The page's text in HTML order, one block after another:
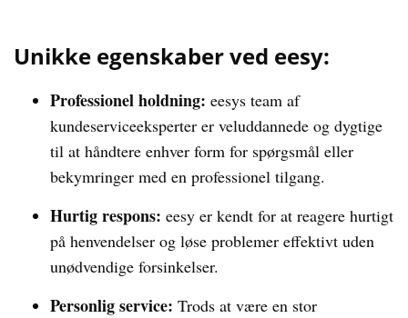
Unikke egenskaber ved eesy:
Professionel holdning: eesys team af
kundeserviceeksperter er veluddannede og dygtige
til at håndtere enhver form for spørgsmål eller
bekymringer med en professionel tilgang.
Hurtig respons: eesy er kendt for at reagere hurtigt
på henvendelser og løse problemer effektivt uden
unødvendige forsinkelser.
Personlig service: Trods at være en stor